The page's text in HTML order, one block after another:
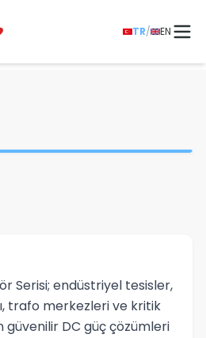
TR/ EN
Serisi; endüstriyel tesisler,
trafo merkezleri ve kritik
güvenilir DC güç çözümleri